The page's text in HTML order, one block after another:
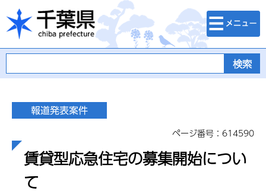
千葉県
検索・メニュ
ー
ページ番号：614590
賃貸型応急住宅の募集開始につい
て